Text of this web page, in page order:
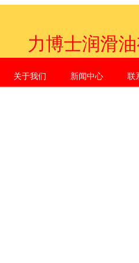
力博士润滑
Shenzhen Li Dr. Industrial Co.,
关于我们 新闻中心 联